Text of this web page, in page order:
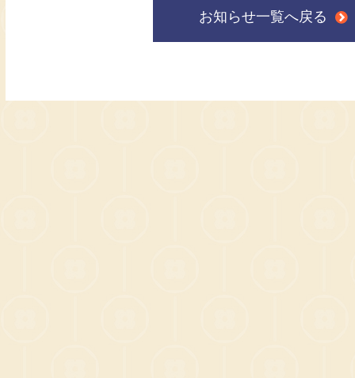
お知らせ一覧へ戻る